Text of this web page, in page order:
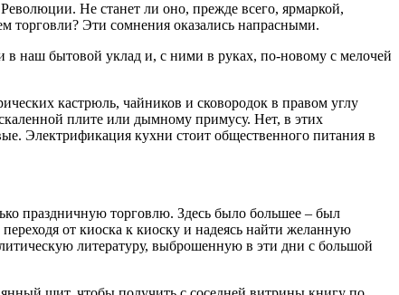
Не станет ли оно, прежде всего, ярмаркой,
торговли? Эти сомнения оказались напрасными.
в наш бытовой уклад и, с ними в руках, по-новому с мелочей
кастрюль, чайников и сковородок в правом углу
плите или дымному примусу. Нет, в этих
Электрификация кухни стоит общественного питания в
праздничную торговлю. Здесь было большее – был
от киоска к киоску и надеясь найти желанную
литературу, выброшенную в эти дни с большой